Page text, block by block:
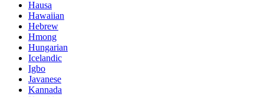
Hausa
Hawaiian
Hebrew
Hmong
Hungarian
Icelandic
Igbo
Javanese
Kannada